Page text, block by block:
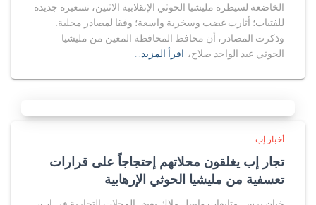
الخاضعة لسيطرة مليشيا الحوثي الإنقلابية الاثنين، تسعيرة جديدة
للفتيات؛ أثارت غضب وسخرية واسعة؛ وفقا لمصادر محلية.
وذكرت المصادر، أن محافظ المحافظة المعين من مليشيا
الحوثي عبد الواحد صلاح، اقرأ المزيد…
أخبار إب
تجار إب يغلقون محلاتهم إحتجاجاً على قرارات
تعسفية من مليشيا الحوثي الإرهابية